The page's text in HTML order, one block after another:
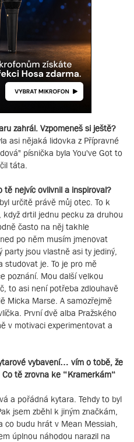
zahrál. Vzpomeneš si ještě?
asi nějaká lidovka z Přípravné
písnička byla You've Got to
táta.
tě nejvíc ovlivnil a inspiroval?
určitě právě můj otec. To k
drtil jednu pecku za druhou
často na něj takhle
po něm musím jmenovat
jsou vlastně asi ty jediný,
studovat je. To je pro mě
poznání. Mou další velkou
to asi není potřeba zdlouhavě
Micka Marse. A samozřejmě
První dvě alba Pražského
v motivaci experimentovat a
vybavení… vím o tobě, že
tě zrovna ke “Kramerkám“
a pořádná kytara. Tehdy to byl
jsem zběhl k jiným značkám,
co budu hrát v Mean Messiah,
úplnou náhodou narazil na